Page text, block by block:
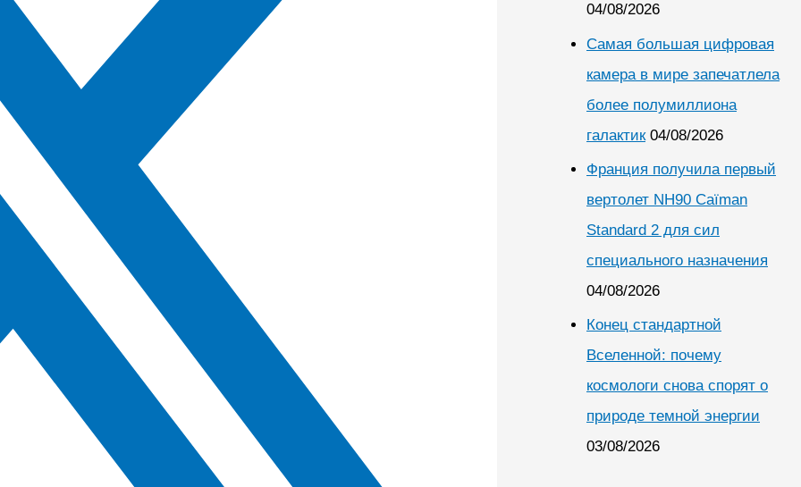
04/08/2026
Самая большая цифровая
камера в мире запечатлела
более полумиллиона
галактик 04/08/2026
Франция получила первый
вертолет NH90 Caïman
Standard 2 для сил
специального назначения
04/08/2026
Конец стандартной
Вселенной: почему
космологи снова спорят о
природе темной энергии
03/08/2026